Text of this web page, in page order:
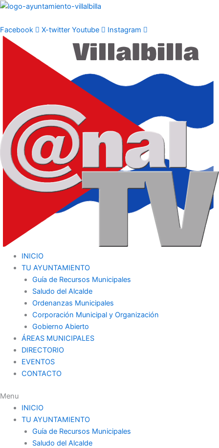
Ir
contenido
Facebook X-twitter Youtube Instagram
INICIO
TU AYUNTAMIENTO
Guía de Recursos Municipales
Saludo del Alcalde
Ordenanzas Municipales
Corporación Municipal y Organización
Gobierno Abierto
ÁREAS MUNICIPALES
DIRECTORIO
EVENTOS
CONTACTO
Menu
INICIO
TU AYUNTAMIENTO
Guía de Recursos Municipales
Saludo del Alcalde